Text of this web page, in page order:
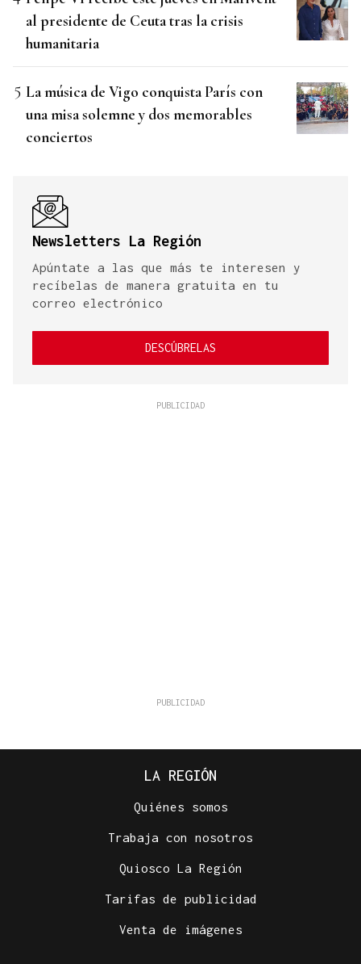
al presidente de Ceuta tras la crisis
humanitaria
La música de Vigo conquista París con
una misa solemne y dos memorables
conciertos
Newsletters La Región
Apúntate a las que más te interesen y
recíbelas de manera gratuita en tu
correo electrónico
DESCÚBRELAS
LA REGIÓN
Quiénes somos
Trabaja con nosotros
Quiosco La Región
Tarifas de publicidad
Venta de imágenes